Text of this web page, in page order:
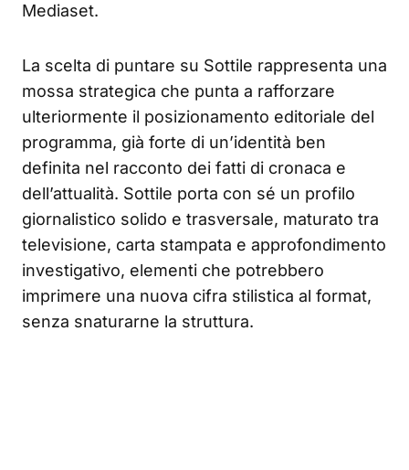
Mediaset.
La scelta di puntare su Sottile rappresenta una
mossa strategica che punta a rafforzare
ulteriormente il posizionamento editoriale del
programma, già forte di un’identità ben
definita nel racconto dei fatti di cronaca e
dell’attualità. Sottile porta con sé un profilo
giornalistico solido e trasversale, maturato tra
televisione, carta stampata e approfondimento
investigativo, elementi che potrebbero
imprimere una nuova cifra stilistica al format,
senza snaturarne la struttura.